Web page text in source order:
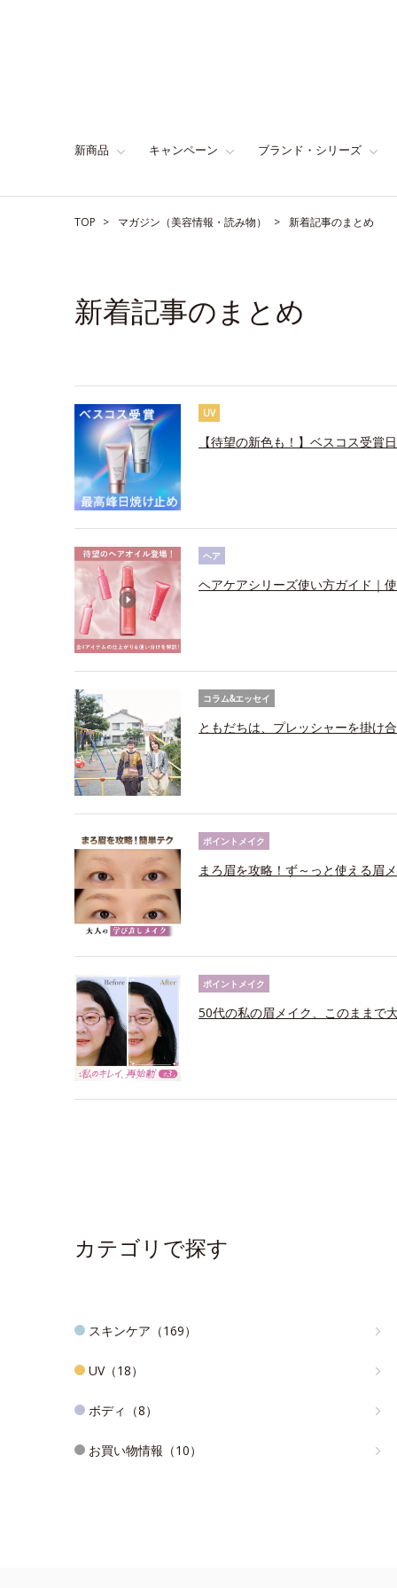
新商品 キャンペーン ブランド・シリーズ
TOP マガジン（美容情報・読み物） 新着記事のまとめ
新着記事のまとめ
UV
【待望の新色も！】ベスコス受賞
ヘア
ヘアケアシリーズ使い方ガイド｜
コラム&エッセイ
ともだちは、プレッシャーを掛け
ポイントメイク
まろ眉を攻略！ず～っと使える眉
ポイントメイク
50代の私の眉メイク、このままで
カテゴリで探す
スキンケア（169）
UV（18）
ボディ（8）
お買い物情報（10）